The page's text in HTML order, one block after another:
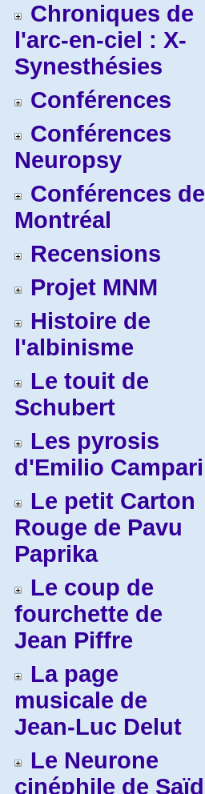
Chroniques de
l'arc-en-ciel : X-
Synesthésies
Conférences
Conférences
Neuropsy
Conférences de
Montréal
Recensions
Projet MNM
Histoire de
l'albinisme
Le touit de
Schubert
Les pyrosis
d'Emilio Campari
Le petit Carton
Rouge de Pavu
Paprika
Le coup de
fourchette de
Jean Piffre
La page
musicale de
Jean-Luc Delut
Le Neurone
cinéphile de Saïd